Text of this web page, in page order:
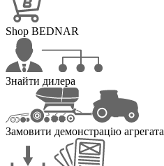
Shop BEDNAR
Знайти дилера
Замовити демонстрацію агрегата